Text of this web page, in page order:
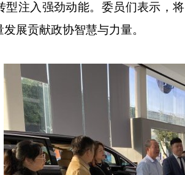
型注入强劲动能。委员们表示，
展贡献政协智慧与力量。